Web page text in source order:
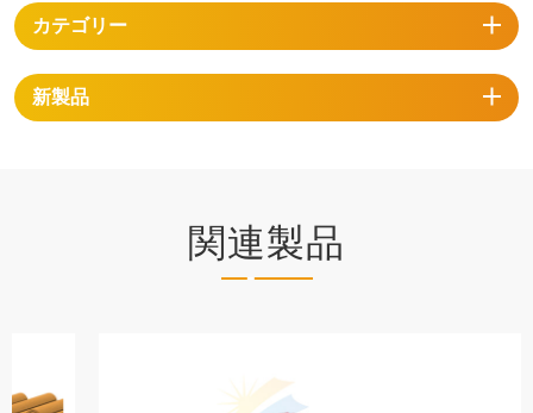
カテゴリー
新製品
関連製品